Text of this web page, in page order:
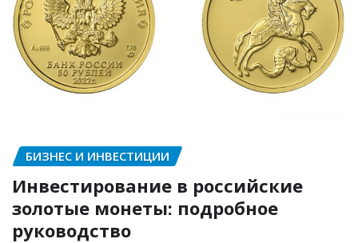
БИЗНЕС И ИНВЕСТИЦИИ
Инвестирование в российские
золотые монеты: подробное
руководство